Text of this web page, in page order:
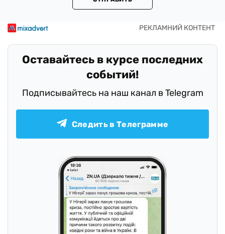
Оставайтесь в курсе последних
событий!
Подписывайтесь на наш канал в Telegram
Следить в Телеграмме